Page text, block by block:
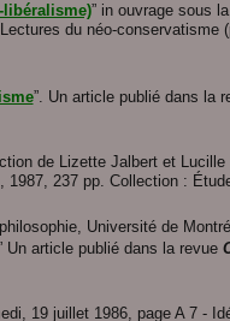
” in ouvrage sous
du néo-conservatisme
”. Un article publié dans la
de Lizette Jalbert et
237 pp. Collection :
Université de
Un article publié dans la revue
19 juillet 1986, page A 7 -